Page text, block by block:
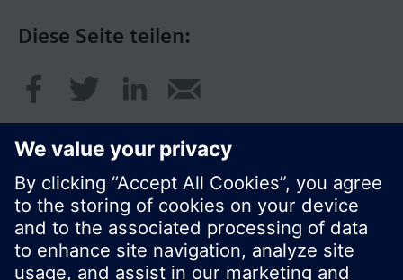
Diese Seite teilen:
© Siemens Schweiz AG 2017